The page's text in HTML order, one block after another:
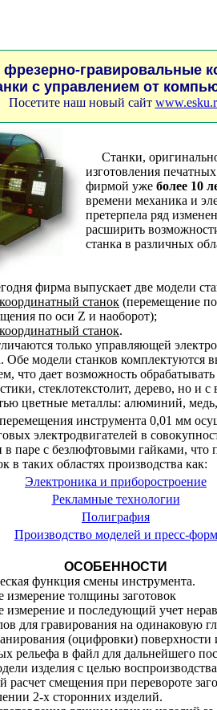
гравировальные
с управлением от
Посетите наш новый сайт
Станки,
изготовления
фирмой уже более 10
времени механика и
претерпела ряд
расширить
станка в различных
фирма выпускает две модели
станок (перемещение
по оси Z и наоборот);
станок.
только управляющей
Обе модели станков комплектуются
дает возможность обрабатывать
стеклотекстолит, дерево, но и с
цветные металлы: алюминий,
инструмента 0,01 мм
электродвигателей в
паре с безлюфтовыми гайками, что
в таких областях производства как:
Электроника и приборостроение
Рекламные технологии
Полиграфия
Производство моделей и пресс-форм
ОСОБЕННОСТИ
функция смены инструмента.
измерение толщины заготовок
измерение и последующий учет
для гравирования на одинаковую
(оцифровки) поверхности
рельефа в файл для дальнейшего
изделия с целью
расчет смещения при перевороте
2-х сторонних изделий.